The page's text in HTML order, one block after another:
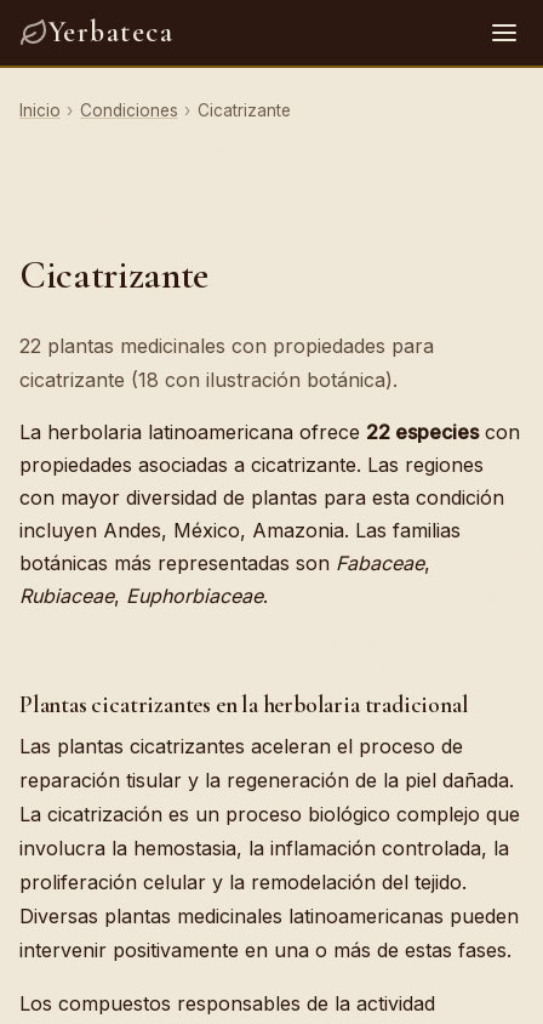
Yerbateca
Inicio › Condiciones › Cicatrizante
Cicatrizante
22 plantas medicinales con propiedades para
cicatrizante (18 con ilustración botánica).
La herbolaria latinoamericana ofrece 22 especiescon
propiedades asociadas a cicatrizante. Las regiones
con mayor diversidad de plantas para esta condición
incluyen Andes, México, Amazonia. Las familias
botánicas más representadas son Fabaceae,
Rubiaceae, Euphorbiaceae.
Plantas cicatrizantes en la herbolaria tradicional
Las plantas cicatrizantes aceleran el proceso de
reparación tisular y la regeneración de la piel dañada.
La cicatrización es un proceso biológico complejo que
involucra la hemostasia, la inflamación controlada, la
proliferación celular y la remodelación del tejido.
Diversas plantas medicinales latinoamericanas pueden
intervenir positivamente en una o más de estas fases.
Los compuestos responsables de la actividad